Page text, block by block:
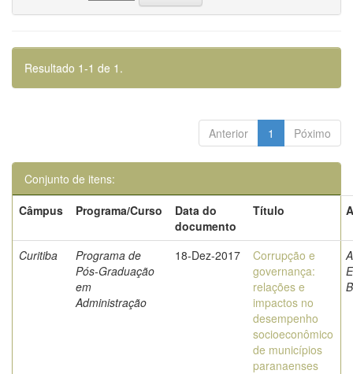
Resultado 1-1 de 1.
Anterior 1 Póximo
Conjunto de itens:
Câmpus
Programa/Curso
Data do
documento
Título
Curitiba
Programa de
Pós-Graduação
em
Administração
18-Dez-2017
Corrupção e
governança:
relações e
impactos no
desempenho
socioeconômico
de municípios
paranaenses